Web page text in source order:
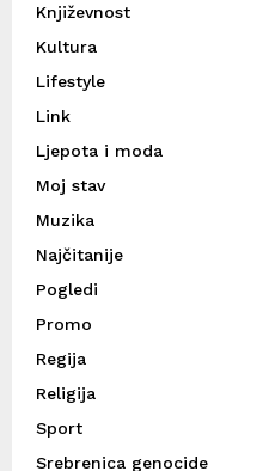
Književnost
Kultura
Lifestyle
Link
Ljepota i moda
Moj stav
Muzika
Najčitanije
Pogledi
Promo
Regija
Religija
Sport
Srebrenica genocide